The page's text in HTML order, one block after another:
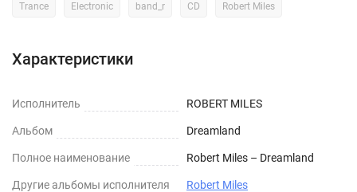
Trance Electronic band_r CD Robert Miles
Характеристики
Исполнитель ROBERT MILES
Альбом Dreamland
Полное наименование Robert Miles – Dreamland
Другие альбомы исполнителя Robert Miles